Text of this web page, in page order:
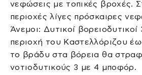
νεφώσεις με τοπικές βροχές.
περιοχές λίγες πρόσκαιρες
Άνεμοι: Δυτικοί
περιοχή του Καστελλόριζου
το βράδυ στα βόρεια θα
νοτιοδυτικούς 3 με 4 μποφόρ.